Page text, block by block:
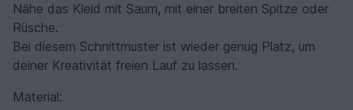
Nähe das Kleid mit Saum, mit einer breiten Spitze oder
Rüsche.
Bei diesem Schnittmuster ist wieder genug Platz, um
deiner Kreativität freien Lauf zu lassen.
Material: